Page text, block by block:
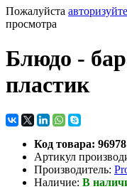
Пожалуйста
просмотра
Блюдо -
пластик
Код товара:
Артикул
Производитель:
Наличие: В